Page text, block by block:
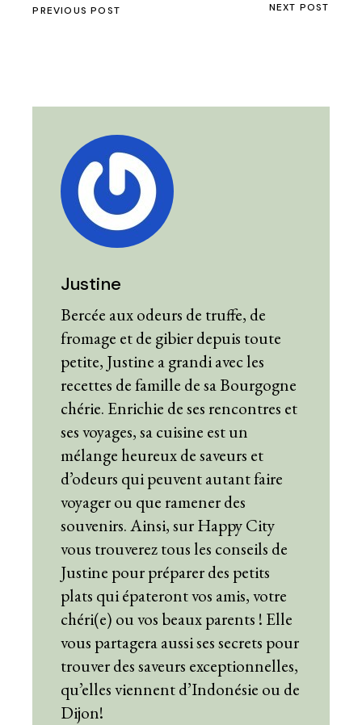
PREVIOUS POST NEXT POST
Justine
Bercée aux odeurs de truffe, de
fromage et de gibier depuis toute
petite, Justine a grandi avec les
recettes de famille de sa Bourgogne
chérie. Enrichie de ses rencontres et
ses voyages, sa cuisine est un
mélange heureux de saveurs et
d’odeurs qui peuvent autant faire
voyager ou que ramener des
souvenirs. Ainsi, sur Happy City
vous trouverez tous les conseils de
Justine pour préparer des petits
plats qui épateront vos amis, votre
chéri(e) ou vos beaux parents ! Elle
vous partagera aussi ses secrets pour
trouver des saveurs exceptionnelles,
qu’elles viennent d’Indonésie ou de
Dijon!